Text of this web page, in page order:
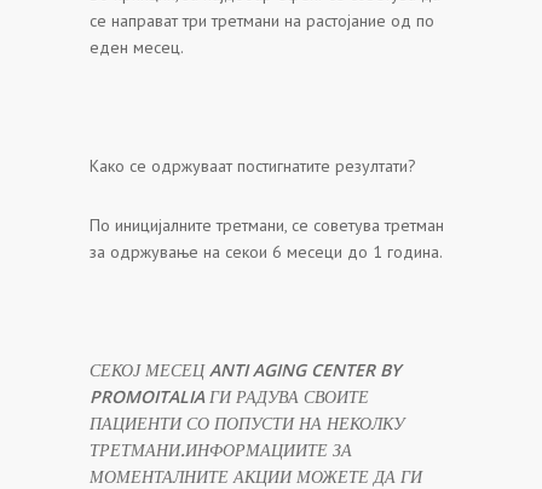
се направат три третмани на растојание од по
еден месец.
Како се одржуваат постигнатите резултати?
По иницијалните третмани, се советува третман
за одржување на секои 6 месеци до 1 година.
СЕКОЈ МЕСЕЦANTI AGING CENTER BY
PROMOITALIAГИ РАДУВА СВОИТЕ
ПАЦИЕНТИ СО ПОПУСТИ НА НЕКОЛКУ
ТРЕТМАНИ.ИНФОРМАЦИИТЕ ЗА
МОМЕНТАЛНИТЕ АКЦИИ МОЖЕТЕ ДА ГИ